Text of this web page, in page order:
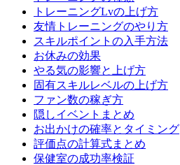
トレーニングLvの上げ方
友情トレーニングのやり方
スキルポイントの入手方法
お休みの効果
やる気の影響と上げ方
固有スキルレベルの上げ方
ファン数の稼ぎ方
隠しイベントまとめ
お出かけの確率とタイミング
評価点の計算式まとめ
保健室の成功率検証